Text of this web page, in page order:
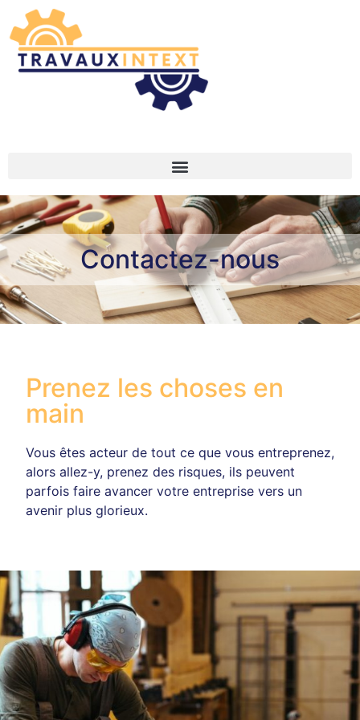
Contactez-nous
Prenez les choses en
main
Vous êtes acteur de tout ce que vous entreprenez,
alors allez-y, prenez des risques, ils peuvent
parfois faire avancer votre entreprise vers un
avenir plus glorieux.